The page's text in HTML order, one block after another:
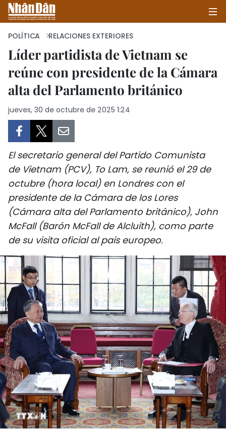
INICIO
POLÍTICA
SALUD - MEDIO AMBIENTE
CULTURA - ENTRETENIMIENTO
INTERNACIONAL
DEPORTES
VIAJES
PUENTE DE AMISTAD
HISTORIAS MULTIMEDIA
FOTOGRAFÍA
¿QUIÉNES SOMOS?
TIẾNG VIỆT
ENGLISH
POLÍTICA RELACIONES EXTERIORES
Líder partidista de Vietnam se
reúne con presidente de la Cámara
alta del Parlamento británico
jueves, 30 de octubre de 2025 1:24
El secretario general del Partido Comunista
de Vietnam (PCV), To Lam, se reunió el 29 de
octubre (hora local) en Londres con el
presidente de la Cámara de los Lores
(Cámara alta del Parlamento británico), John
McFall (Barón McFall de Alcluith), como parte
de su visita oficial al país europeo.